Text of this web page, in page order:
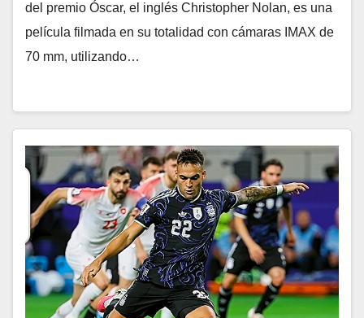
del premio Óscar, el inglés Christopher Nolan, es una
película filmada en su totalidad con cámaras IMAX de
70 mm, utilizando…